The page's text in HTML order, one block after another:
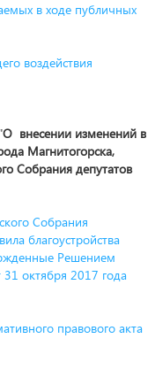
в ходе публичных
воздействия
О внесении изменений в
Магнитогорска,
Собрания депутатов
Собрания
благоустройства
Решением
31 октября 2017 года
правового акта